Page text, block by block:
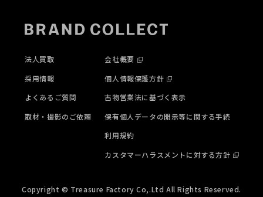
法人買取
採用情報
よくあるご質問
取材・撮影のご依頼
会社概要
個人情報保護方針
古物営業法に基づく表示
保有個人データの開示等に関する手続
利用規約
カスタマーハラスメントに対する方針
Copyright © Treasure Factory Co,.Ltd All Rights Reserved.